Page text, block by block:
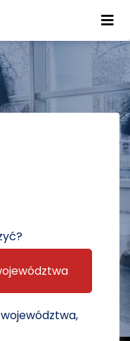
MAPACH